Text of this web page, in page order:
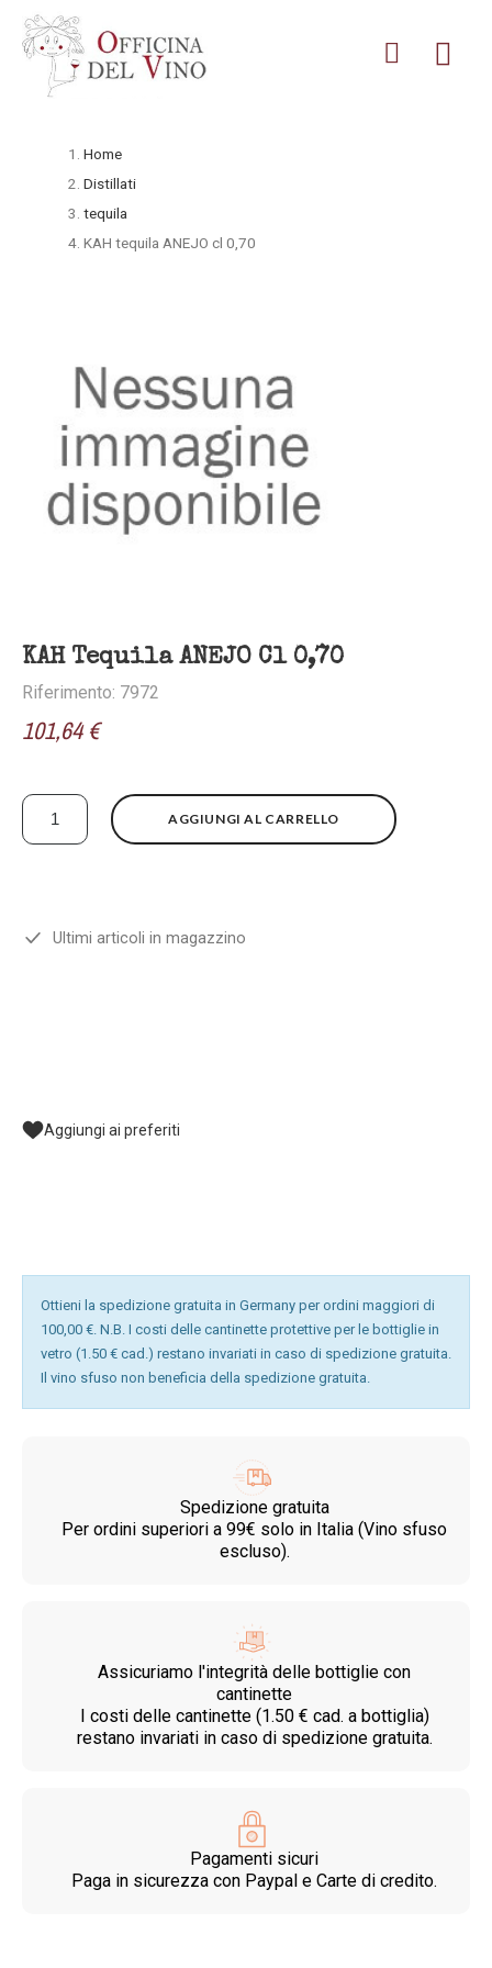
Home
Distillati
tequila
KAH tequila ANEJO cl 0,70
KAH Tequila ANEJO Cl 0,70
Riferimento: 7972
101,64 €
AGGIUNGI AL CARRELLO
Ultimi articoli in magazzino
Aggiungi ai preferiti
Ottieni la spedizione gratuita in Germany per ordini maggiori di
100,00 €. N.B. I costi delle cantinette protettive per le bottiglie in
vetro (1.50 € cad.) restano invariati in caso di spedizione gratuita.
Il vino sfuso non beneficia della spedizione gratuita.
Spedizione gratuita
Per ordini superiori a 99€ solo in Italia (Vino sfuso
escluso).
Assicuriamo l'integrità delle bottiglie con
cantinette
I costi delle cantinette (1.50 € cad. a bottiglia)
restano invariati in caso di spedizione gratuita.
Pagamenti sicuri
Paga in sicurezza con Paypal e Carte di credito.